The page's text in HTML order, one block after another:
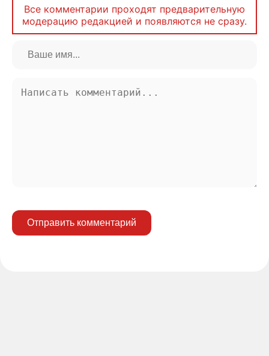
Все комментарии проходят предварительную
модерацию редакцией и появляются не сразу.
Отправить комментарий